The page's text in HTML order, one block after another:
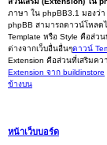
ภาษา ใน phpBB3.1 มองว่
phpBB สามารถดาวน์โหลด
Template หรือ Style คือส่ว
ต่างจากเว็บอื่นอื่นๆดาวน์
Extension คือส่วนที่เสริมคว
Extension จาก buildinstore
ข้างบน
หน้าเว็บบอร์ด